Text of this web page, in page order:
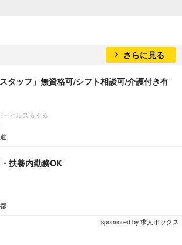
さらに見る
スタッフ」無資格可/シフト相談可/介護付き有
ーヒルズるくる
扶養内勤務OK
sponsored by 求人ボックス